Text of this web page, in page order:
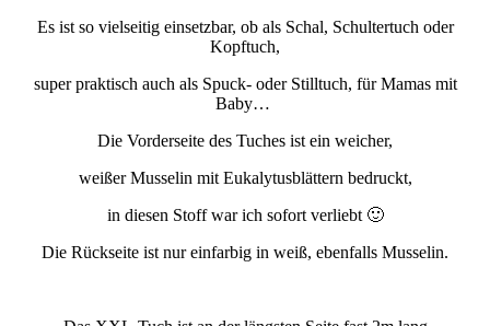
Es ist so vielseitig einsetzbar, ob als Schal, Schultertuch oder
Kopftuch,
super praktisch auch als Spuck- oder Stilltuch, für Mamas mit
Baby…
Die Vorderseite des Tuches ist ein weicher,
weißer Musselin mit Eukalytusblättern bedruckt,
in diesen Stoff war ich sofort verliebt 🙂
Die Rückseite ist nur einfarbig in weiß, ebenfalls Musselin.